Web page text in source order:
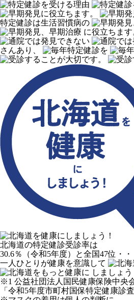
特定健診は生活習慣病の
に役立ちます
さんあり、
北海道の特定健診受診率は
30.6％（令和5年度）と全国47位・・
一人ひとりが健康を意識して
しましょう
※1 公益社団法人国民健康保険中央
「令和5年度市町村国保特定健康診